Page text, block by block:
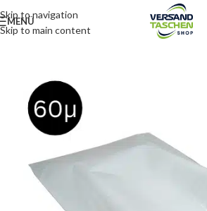
Skip to navigation
Skip to main content
MENÜ